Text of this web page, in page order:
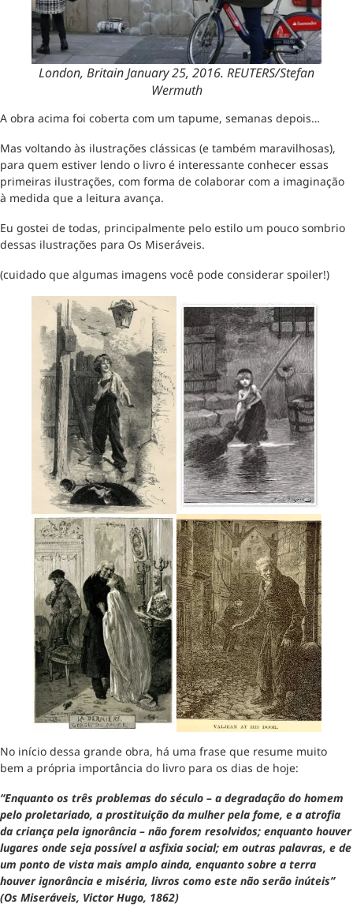
London, Britain January 25, 2016. REUTERS/Stefan
Wermuth
A obra acima foi coberta com um tapume, semanas depois…
Mas voltando às ilustrações clássicas (e também maravilhosas),
para quem estiver lendo o livro é interessante conhecer essas
primeiras ilustrações, com forma de colaborar com a imaginação
à medida que a leitura avança.
Eu gostei de todas, principalmente pelo estilo um pouco sombrio
dessas ilustrações para Os Miseráveis.
(cuidado que algumas imagens você pode considerar spoiler!)
No início dessa grande obra, há uma frase que resume muito
bem a própria importância do livro para os dias de hoje:
“Enquanto os três problemas do século – a degradação do homem
pelo proletariado, a prostituição da mulher pela fome, e a atrofia
da criança pela ignorância – não forem resolvidos; enquanto houver
lugares onde seja possível a asfixia social; em outras palavras, e de
um ponto de vista mais amplo ainda, enquanto sobre a terra
houver ignorância e miséria, livros como este não serão inúteis”
(Os Miseráveis, Victor Hugo, 1862)